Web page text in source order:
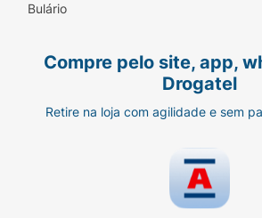
Bulário
Compre pelo site, app,
Drogatel
Retire na loja com agilidade e sem